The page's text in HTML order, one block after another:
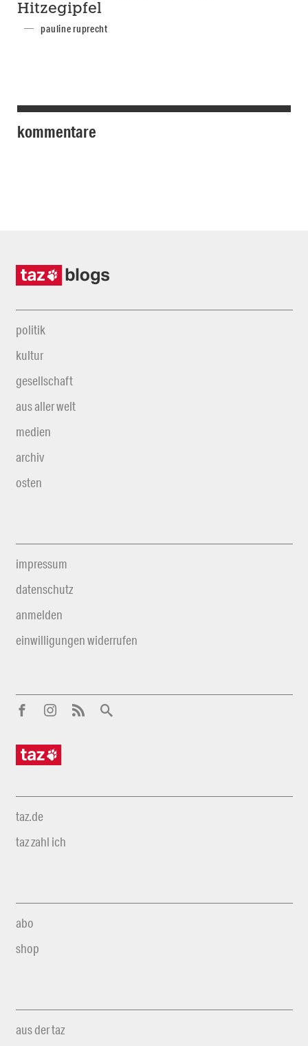
Hitzegipfel
pauline ruprecht
kommentare
politik
kultur
gesellschaft
aus aller welt
medien
archiv
osten
impressum
datenschutz
anmelden
einwilligungen widerrufen
taz.de
taz zahl ich
abo
shop
aus der taz